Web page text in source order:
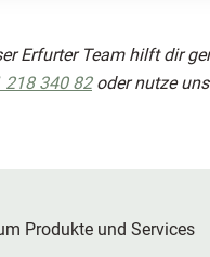
Erfurter Team hilft dir
218 340 82oder nutze
Produkte und Services